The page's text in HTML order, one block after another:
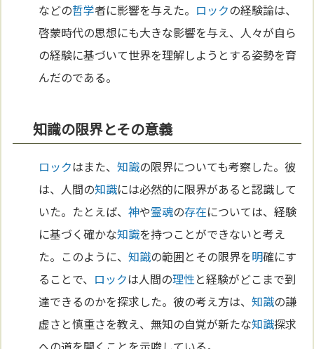
などの哲学者に影響を与えた。 ロックの経験論は、
啓蒙時代の思想にも大きな影響を与え、人々が自ら
の経験に基づいて世界を理解しようとする姿勢を育
んだのである。
知識の限界とその意義
ロックはまた、知識の限界についても考察した。彼
は、人間の知識には必然的に限界があると認識して
いた。たとえば、神や霊魂の存在については、経験
に基づく確かな知識を持つことができないと考え
た。このように、知識の範囲とその限界を明確にす
ることで、 ロックは人間の理性と経験がどこまで到
達できるのかを探求した。彼の考え方は、知識の謙
虚さと慎重さを教え、無知の自覚が新たな知識探求